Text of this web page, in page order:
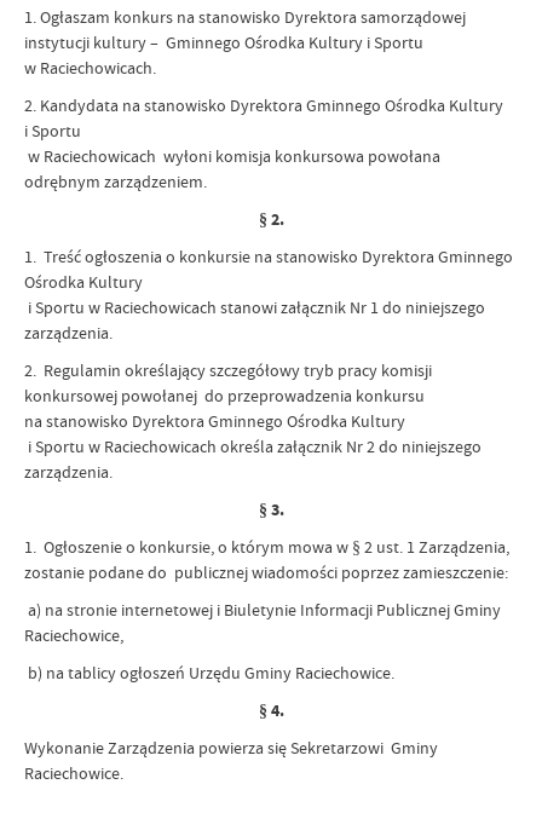
1. Ogłaszam konkurs na stanowisko Dyrektora samorządowej
instytucji kultury – Gminnego Ośrodka Kultury i Sportu
w Raciechowicach.
2. Kandydata na stanowisko Dyrektora Gminnego Ośrodka Kultury
i Sportu
w Raciechowicach wyłoni komisja konkursowa powołana
odrębnym zarządzeniem.
§ 2.
1. Treść ogłoszenia o konkursie na stanowisko Dyrektora Gminnego
Ośrodka Kultury
i Sportu w Raciechowicach stanowi załącznik Nr 1 do niniejszego
zarządzenia.
2. Regulamin określający szczegółowy tryb pracy komisji
konkursowej powołanej do przeprowadzenia konkursu
na stanowisko Dyrektora Gminnego Ośrodka Kultury
i Sportu w Raciechowicach określa załącznik Nr 2 do niniejszego
zarządzenia.
§ 3.
1. Ogłoszenie o konkursie, o którym mowa w § 2 ust. 1 Zarządzenia,
zostanie podane do publicznej wiadomości poprzez zamieszczenie:
a) na stronie internetowej i Biuletynie Informacji Publicznej Gminy
Raciechowice,
b) na tablicy ogłoszeń Urzędu Gminy Raciechowice.
§ 4.
Wykonanie Zarządzenia powierza się Sekretarzowi Gminy
Raciechowice.